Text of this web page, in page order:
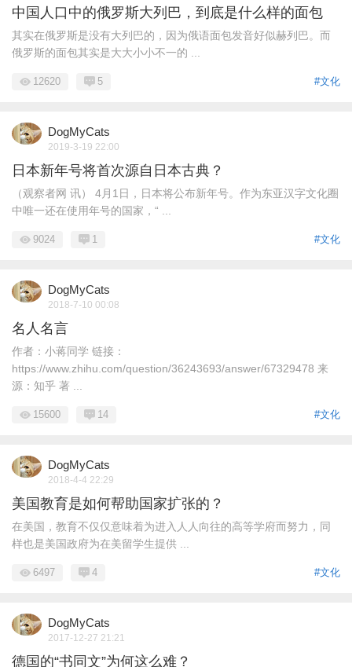
中国人口中的俄罗斯大列巴，到底是什么样的面包
其实在俄罗斯是没有大列巴的，因为俄语面包发音好似赫列巴。而
俄罗斯的面包其实是大大小小不一的 ...
#文化
12620 5
DogMyCats
2019-3-19 22:00
日本新年号将首次源自日本古典？
（观察者网 讯） 4月1日，日本将公布新年号。作为东亚汉字文化圈
中唯一还在使用年号的国家，“ ...
#文化
9024 1
DogMyCats
2018-7-10 00:08
名人名言
作者：小蒋同学 链接：
https://www.zhihu.com/question/36243693/answer/67329478 来
源：知乎 著 ...
#文化
15600 14
DogMyCats
2018-4-4 22:29
美国教育是如何帮助国家扩张的？
在美国，教育不仅仅意味着为进入人人向往的高等学府而努力，同
样也是美国政府为在美留学生提供 ...
#文化
6497 4
DogMyCats
2017-12-27 21:21
德国的“书同文”为何这么难？